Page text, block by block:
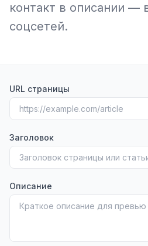
контакт в описании —
соцсетей.
URL страницы
Заголовок
Описание